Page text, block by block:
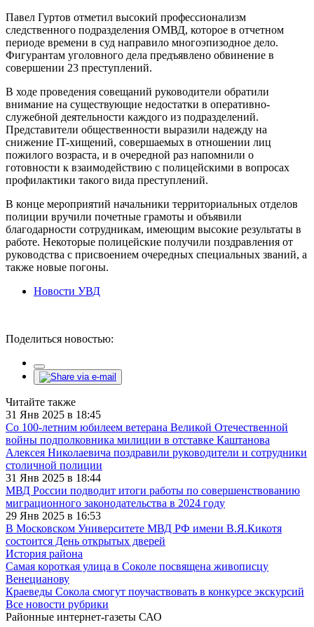
Павел Гуртов отметил высокий профессионализм
следственного подразделения ОМВД, которое в отчетном
периоде времени в суд направило многоэпизодное дело.
Фигурантам уголовного дела предъявлено обвинение в
совершении 23 преступлений.
В ходе проведения совещаний руководители обратили
внимание на существующие недостатки в оперативно-
служебной деятельности каждого из подразделений.
Представители общественности выразили надежду на
снижение IT-хищений, совершаемых в отношении лиц
пожилого возраста, и в очередной раз напомнили о
готовности к взаимодействию с полицейскими в вопросах
профилактики такого вида преступлений.
В конце мероприятий начальники территориальных отделов
полиции вручили почетные грамоты и объявили
благодарности сотрудникам, имеющим высокие результаты в
работе. Некоторые полицейские получили поздравления от
руководства с присвоением очередных специальных званий, а
также новые погоны.
Новости УВД
Поделиться новостью:
Читайте также
31 Янв 2025 в 18:45
Со 100-летним юбилеем ветерана Великой Отечественной
войны подполковника милиции в отставке Каштанова
Алексея Николаевича поздравили руководители и сотрудники
столичной полиции
31 Янв 2025 в 18:44
МВД России подводит итоги работы по совершенствованию
миграционного законодательства в 2024 году
29 Янв 2025 в 16:53
В Московском Университете МВД РФ имени В.Я.Кикотя
состоится День открытых дверей
История района
Самая короткая улица в Соколе посвящена живописцу
Венецианову
Краеведы Сокола смогут поучаствовать в конкурсе экскурсий
Все новости рубрики
Районные интернет-газеты САО